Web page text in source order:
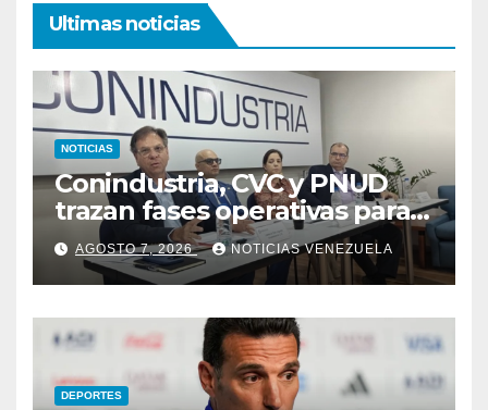
Ultimas noticias
NOTICIAS
Conindustria, CVC y PNUD
trazan fases operativas para
reconstruir a Venezuela
AGOSTO 7, 2026 NOTICIAS VENEZUELA
DEPORTES